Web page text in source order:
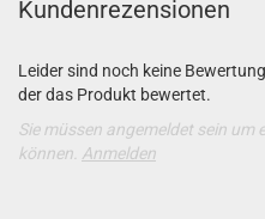
Kundenrezensionen
Leider sind noch keine
der das Produkt bewertet.
Sie müssen angemeldet sein um
können. Anmelden